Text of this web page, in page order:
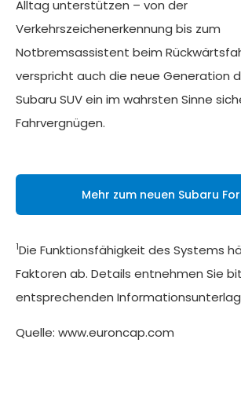
Alltag unterstützen – von der
Verkehrszeichenerkennung bis zum
Notbremsassistent beim
verspricht auch die neue Generation
Subaru SUV ein im wahrsten Sinne
Fahrvergnügen.
Mehr zum neuen Subaru
1Die Funktionsfähigkeit des Systems
Faktoren ab. Details entnehmen Sie
entsprechenden
Quelle: www.euroncap.com